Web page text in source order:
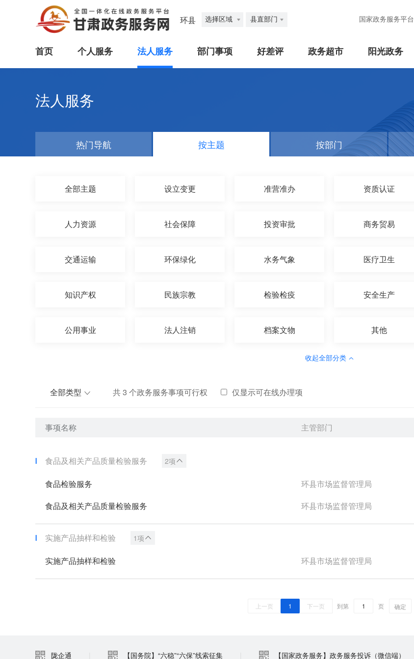
环县 选择区域 县直部门 国家政务服务平台
首页 个人服务 法人服务 部门事项 好差评 政务超市 阳光政务
法人服务
热门导航 按主题 按部门
全部主题 设立变更 准营准办 资质认证
人力资源 社会保障 投资审批 商务贸易
交通运输 环保绿化 水务气象 医疗卫生
知识产权 民族宗教 检验检疫 安全生产
公用事业 法人注销 档案文物 其他
收起全部分类
全部类型 共3 个政务服务事项可行权 仅显示可在线办理项
事项名称 主管部门
食品及相关产品质量检验服务 2项
食品检验服务 环县市场监督管理局
食品及相关产品质量检验服务 环县市场监督管理局
实施产品抽样和检验 1项
实施产品抽样和检验 环县市场监督管理局
上一页 1 下一页 到第 页 确定
陇企通 【国务院】“六稳”“六保”线索征集 【国家政务服务】政务服务投诉（微信端）